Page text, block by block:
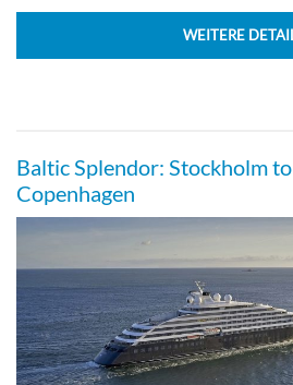
Einzel-[H]
Aussenkabine
Einzel mit frz. Balkon-[I]
Balkonkabine
WEITERE
Baltic Splendor: Stockholm to
Copenhagen